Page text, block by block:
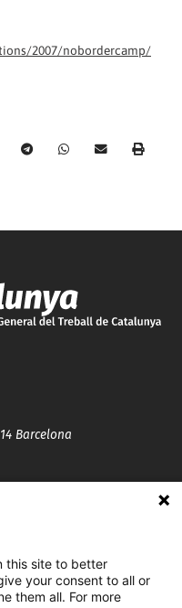
2007/nobordercamp/
Barcelona
this site to better
your consent to all or
them all. For more